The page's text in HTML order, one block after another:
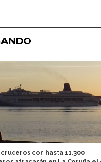
cruceros con hasta 11.300